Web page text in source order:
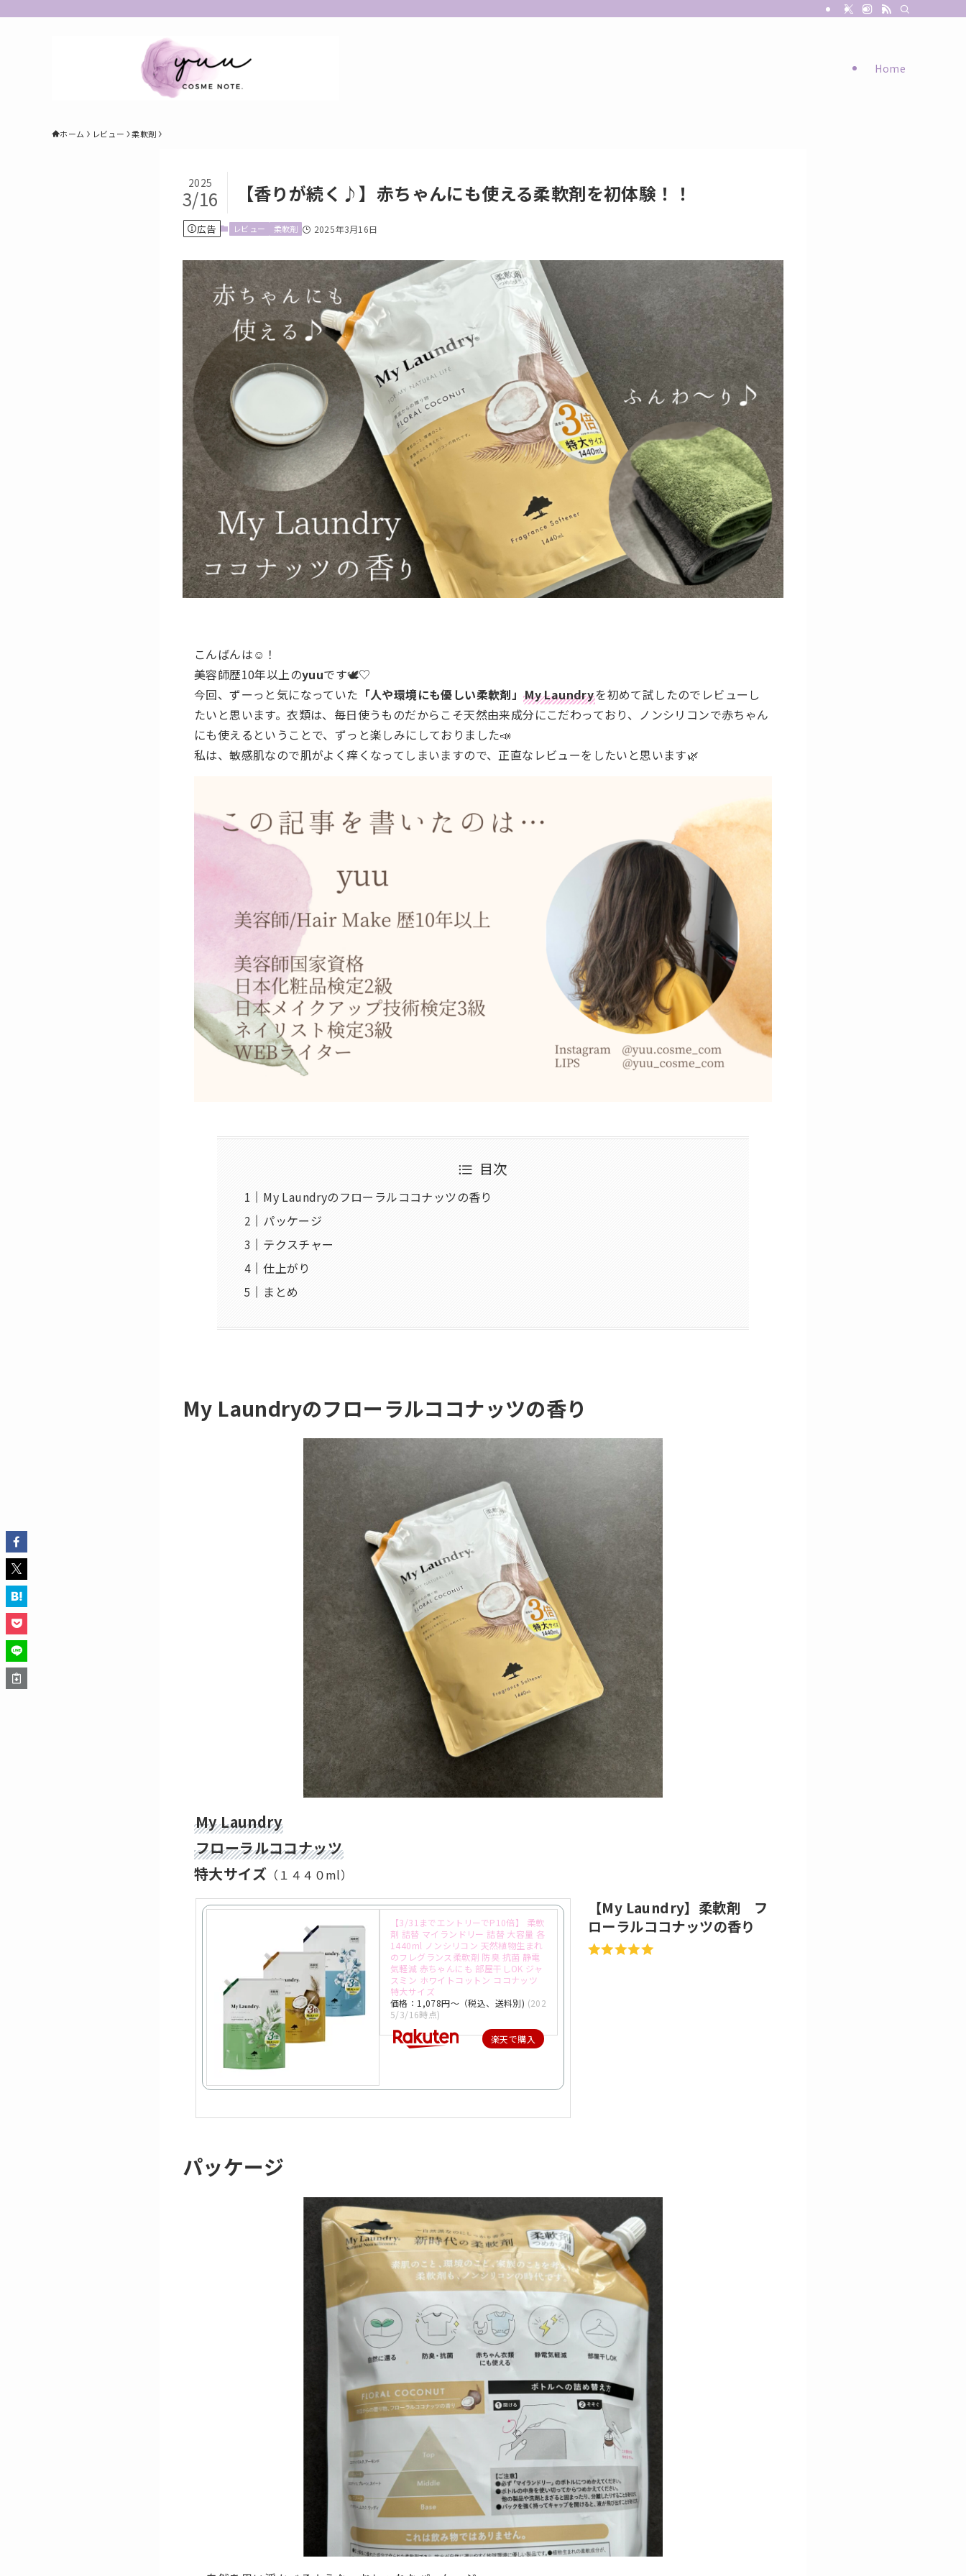
Home
ホーム レビュー 柔軟剤
【香りが続く♪】赤ちゃんにも使える柔軟剤を初体験！！
2025
3/16
広告 レビュー 柔軟剤 2025年3月16日
こんばんは☺️！
美容師歴10年以上のyuuです🕊️♡
今回、ずーっと気になっていた 「人や環境にも優しい柔軟剤」My Laundryを初めて試したのでレビューし
たいと思います。衣類は、毎日使うものだからこそ天然由来成分にこだわっており、ノンシリコンで赤ちゃん
にも使えるということで、ずっと楽しみにしておりました📣
私は、敏感肌なので肌がよく痒くなってしまいますので、正直なレビューをしたいと思います🌿
目次
My Laundryのフローラルココナッツの香り
パッケージ
テクスチャー
仕上がり
まとめ
My Laundryのフローラルココナッツの香り
My Laundry
フローラルココナッツ
特大サイズ （１４４０ml）
【3/31までエントリーでP10倍】 柔軟
剤 詰替 マイランドリー 詰替 大容量 各
1440ml ノンシリコン 天然植物生まれ
のフレグランス柔軟剤 防臭 抗菌 静電
気軽減 赤ちゃんにも 部屋干しOK ジャ
スミン ホワイトコットン ココナッツ
特大サイズ
価格：1,078円～（税込、送料別) (202
5/3/16時点)
楽天で購入
【My Laundry】柔軟剤 フ
ローラルココナッツの香り
パッケージ